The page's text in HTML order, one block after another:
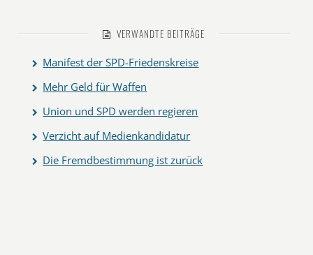
VERWANDTE BEITRÄGE
Manifest der SPD-Friedenskreise
Mehr Geld für Waffen
Union und SPD werden regieren
Verzicht auf Medienkandidatur
Die Fremdbestimmung ist zurück